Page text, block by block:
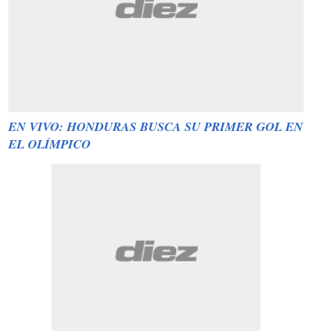
EN VIVO: HONDURAS BUSCA SU PRIMER GOL EN
EL OLÍMPICO